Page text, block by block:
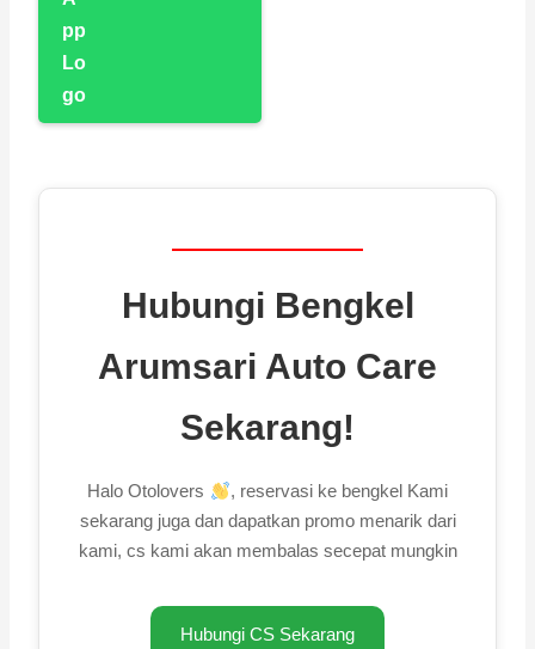
Hubungi Bengkel
Arumsari Auto Care
Sekarang!
Halo Otolovers
, reservasi ke bengkel Kami
sekarang juga dan dapatkan promo menarik dari
kami, cs kami akan membalas secepat mungkin
Hubungi CS Sekarang